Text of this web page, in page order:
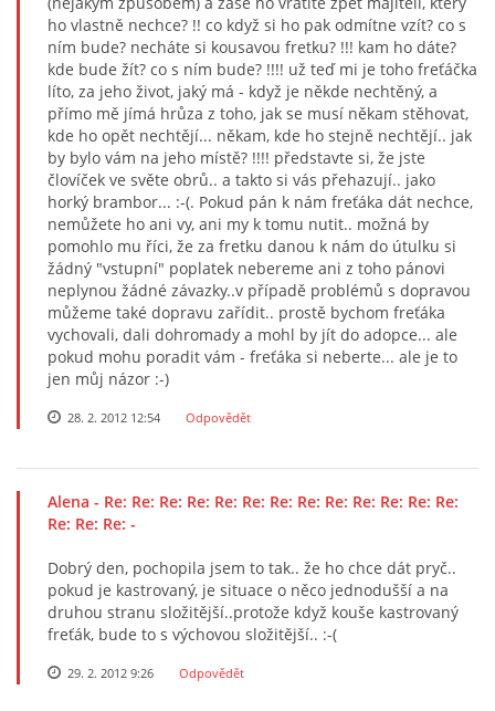
ho vlastně nechce? !! co když si ho pak odmítne vzít? co s
ním bude? necháte si kousavou fretku? !!! kam ho dáte?
kde bude žít? co s ním bude? !!!! už teď mi je toho freťáčka
líto, za jeho život, jaký má - když je někde nechtěný, a
přímo mě jímá hrůza z toho, jak se musí někam stěhovat,
kde ho opět nechtějí... někam, kde ho stejně nechtějí.. jak
by bylo vám na jeho místě? !!!! představte si, že jste
človíček ve světe obrů.. a takto si vás přehazují.. jako
horký brambor... :-(. Pokud pán k nám freťáka dát nechce,
nemůžete ho ani vy, ani my k tomu nutit.. možná by
pomohlo mu říci, že za fretku danou k nám do útulku si
žádný "vstupní" poplatek nebereme ani z toho pánovi
neplynou žádné závazky..v případě problémů s dopravou
můžeme také dopravu zařídit.. prostě bychom freťáka
vychovali, dali dohromady a mohl by jít do adopce... ale
pokud mohu poradit vám - freťáka si neberte... ale je to
jen můj názor :-)
28. 2. 2012 12:54 Odpovědět
Alena - Re: Re: Re: Re: Re: Re: Re: Re: Re: Re: Re: Re: Re:
Re: Re: Re: -
Dobrý den, pochopila jsem to tak.. že ho chce dát pryč..
pokud je kastrovaný, je situace o něco jednodušší a na
druhou stranu složitější..protože když kouše kastrovaný
freťák, bude to s výchovou složitější.. :-(
29. 2. 2012 9:26 Odpovědět